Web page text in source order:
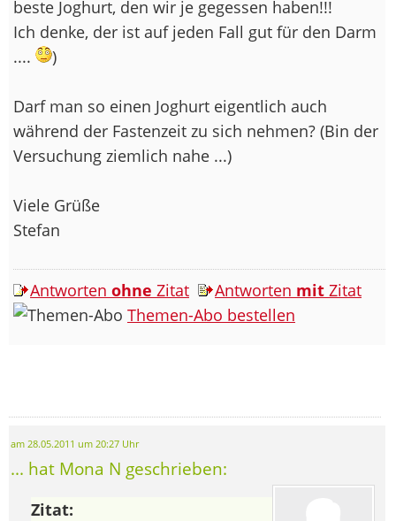
beste Joghurt, den wir je gegessen haben!!!
Ich denke, der ist auf jeden Fall gut für den Darm
....
)
Darf man so einen Joghurt eigentlich auch
während der Fastenzeit zu sich nehmen? (Bin der
Versuchung ziemlich nahe ...)
Viele Grüße
Stefan
Antworten ohne Zitat Antworten mit Zitat
Themen-Abo bestellen
am 28.05.2011 um 20:27 Uhr
... hat Mona N geschrieben:
Zitat: